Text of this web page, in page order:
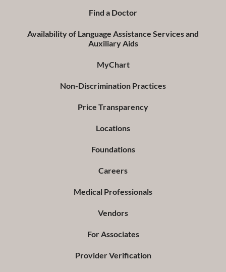
Find a Doctor
Availability of Language Assistance Services and
Auxiliary Aids
MyChart
Non-Discrimination Practices
Price Transparency
Locations
Foundations
Careers
Medical Professionals
Vendors
For Associates
Provider Verification